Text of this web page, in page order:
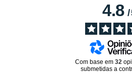
4.8/
Com base em 32
submetidas a